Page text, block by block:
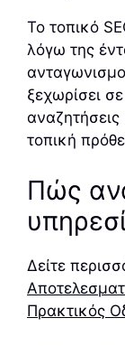
Το τοπικό
λόγω της
ξεχωρίσει
τοπική
Πώς
Δείτε
Πρακτικός